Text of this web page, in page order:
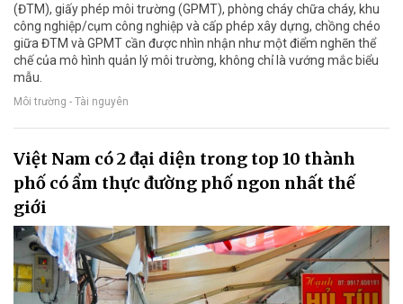
(ĐTM), giấy phép môi trường (GPMT), phòng cháy chữa cháy, khu
công nghiệp/cụm công nghiệp và cấp phép xây dựng, chồng chéo
giữa ĐTM và GPMT cần được nhìn nhận như một điểm nghẽn thể
chế của mô hình quản lý môi trường, không chỉ là vướng mắc biểu
mẫu.
Môi trường - Tài nguyên
Việt Nam có 2 đại diện trong top 10 thành
phố có ẩm thực đường phố ngon nhất thế
giới